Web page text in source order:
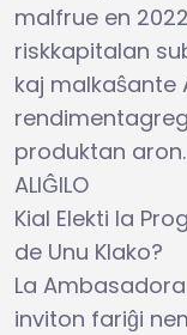
malfrue en
riskkapitalan
kaj malkaŝante
produktan aron.
ALIĜILO
Kial Elekti la
de Unu Klako?
La
inviton fariĝi